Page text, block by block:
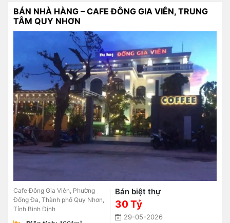
BÁN NHÀ HÀNG – CAFE ĐÔNG GIA VIÊN, TRUNG
TÂM QUY NHƠN
Cafe Đông Gia Viên, Phường
Đống Đa, Thành phố Quy Nhơn,
Tỉnh Bình Định
Bán biệt thự
30 Tỷ
29-05-2026